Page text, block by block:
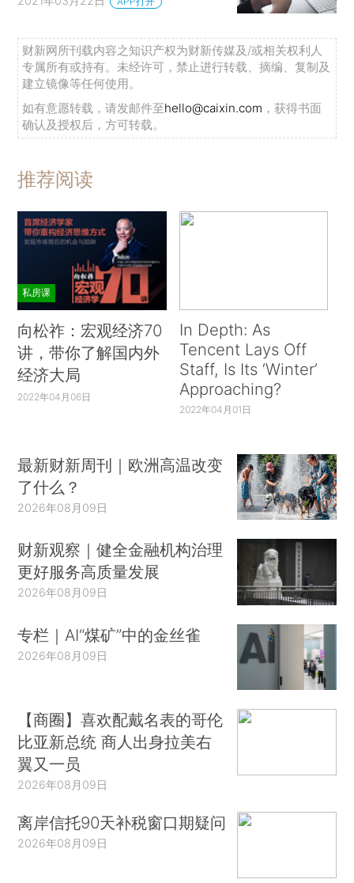
财新网所刊载内容之知识产权为财新传媒及/或相关权利人
专属所有或持有。未经许可，禁止进行转载、摘编、复制及
建立镜像等任何使用。
如有意愿转载，请发邮件至hello@caixin.com ，获得书面
确认及授权后，方可转载。
推荐阅读
私房课
向松祚：宏观经济70
讲，带你了解国内外
经济大局
2022年04月06日
In Depth: As
Tencent Lays Off
Staff, Is Its ‘Winter’
Approaching?
2022年04月01日
最新财新周刊｜欧洲高温改变
了什么？
2026年08月09日
财新观察｜健全金融机构治理
更好服务高质量发展
2026年08月09日
专栏｜AI“煤矿”中的金丝雀
2026年08月09日
【商圈】喜欢配戴名表的哥伦
比亚新总统 商人出身拉美右
翼又一员
2026年08月09日
离岸信托90天补税窗口期疑问
2026年08月09日